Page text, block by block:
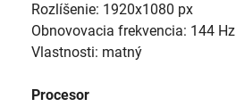
Rozlíšenie: 1920x1080 px
Obnovovacia frekvencia: 144 Hz
Vlastnosti: matný
Procesor